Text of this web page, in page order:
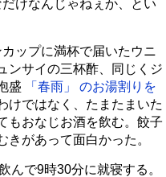
けなんじゃねぇか、とい
ップに満杯で届いたウニ
ンサイの三杯酢、同じくジ
盛
「春雨」 のお湯割りを
けではなく、たまたまいた
もおなじお酒を飲む。餃子
があって面白かった。
んで9時30分に就寝する。